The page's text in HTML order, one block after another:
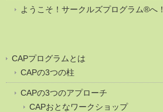
ようこそ！サークルズプログラム®へ！
CAPプログラムとは
CAPの3つの柱
CAPの3つのアプローチ
CAPおとなワークショップ